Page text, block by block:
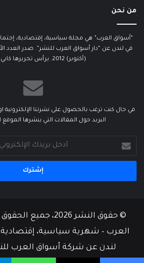
من نحن
“أسواق العرب” هي مجلة سياسية، إقتصادية،
في لندن عن “دار أسواق العرب للنشر”. صدر العدد
(أكتوبر) 2012. يرأس تحريرها كابي طبراني.
في حال كنت ترغب بالحصول على نشرتنا الإلكترونية
البريد حول المقالات التي ينشرها الموقع
بريدك
الإلكتروني
© حقوق النشر 2026،
العرب – شهرية سياسية،
لندن عن شركة أسواق العرب